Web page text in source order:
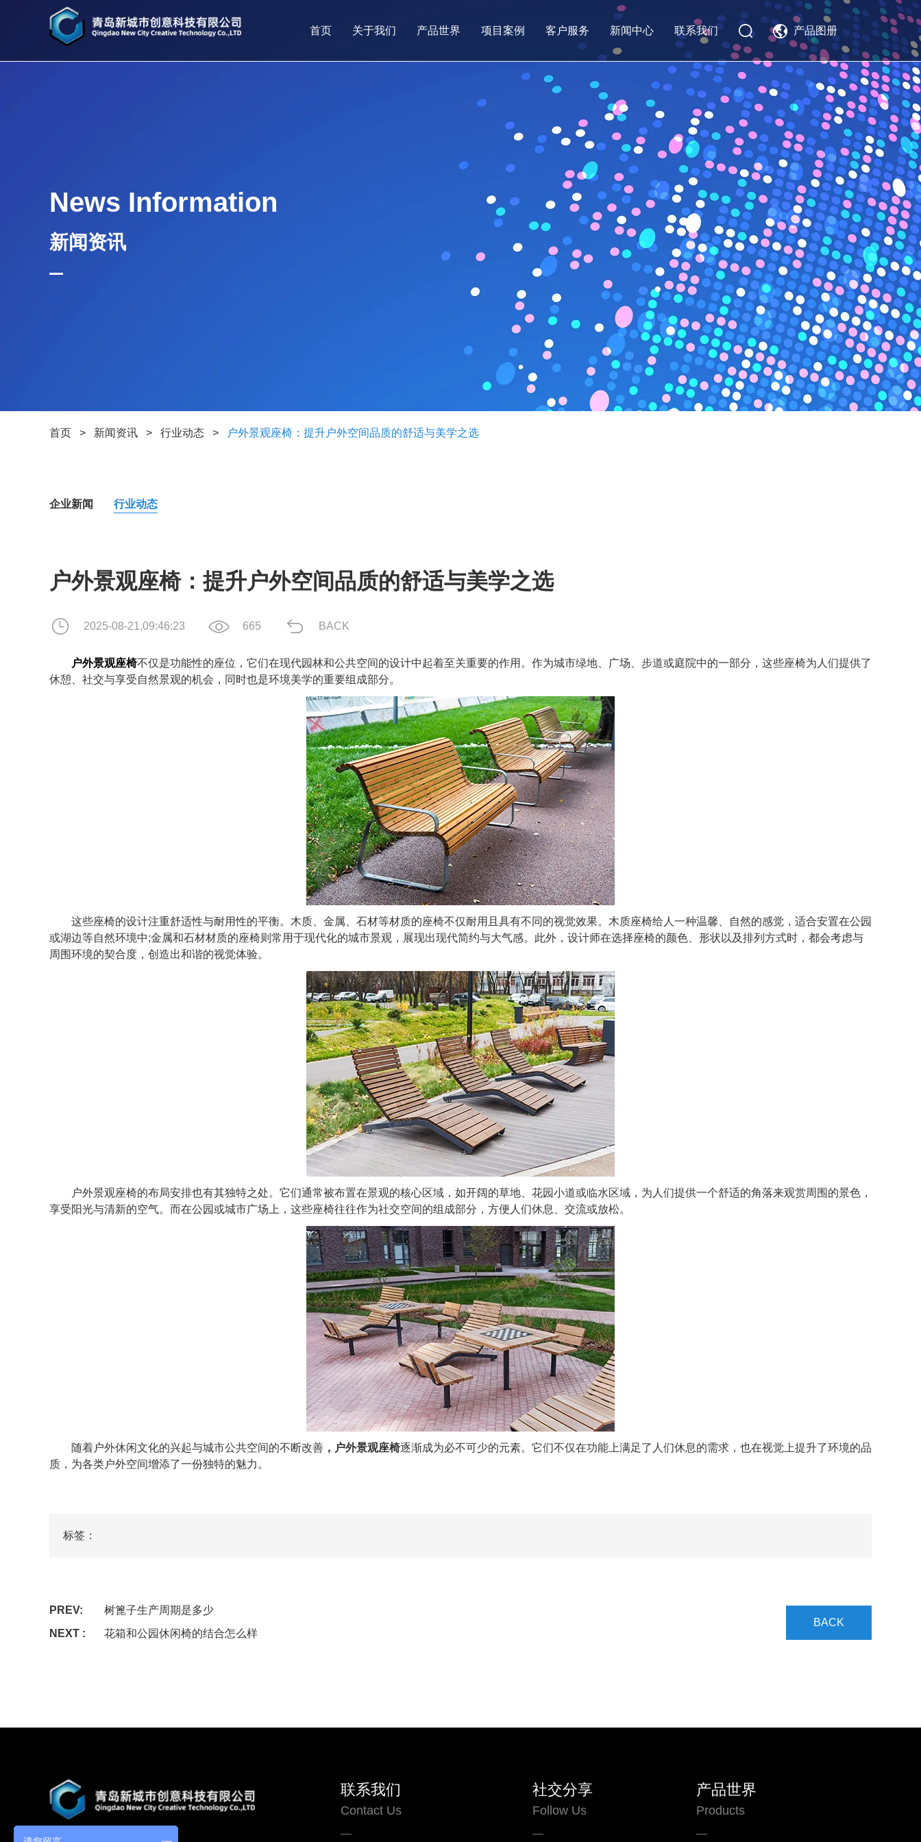
首页 关于我们 产品世界 项目案例 客户服务 新闻中心 联系我们 产品图册
News Information
新闻资讯
首页 > 新闻资讯 > 行业动态 > 户外景观座椅：提升户外空间品质的舒适与美学之选
企业新闻 行业动态
户外景观座椅：提升户外空间品质的舒适与美学之选
2025-08-21,09:46:23 665 BACK
户外景观座椅不仅是功能性的座位，它们在现代园林和公共空间的设计中起着至关重要的作用。作为城市绿地、广场、步道或庭院中的一部分，这些座椅为人们提供了
休憩、社交与享受自然景观的机会，同时也是环境美学的重要组成部分。
这些座椅的设计注重舒适性与耐用性的平衡。木质、金属、石材等材质的座椅不仅耐用且具有不同的视觉效果。木质座椅给人一种温馨、自然的感觉，适合安置在公园
或湖边等自然环境中;金属和石材材质的座椅则常用于现代化的城市景观，展现出现代简约与大气感。此外，设计师在选择座椅的颜色、形状以及排列方式时，都会考虑与
周围环境的契合度，创造出和谐的视觉体验。
户外景观座椅的布局安排也有其独特之处。它们通常被布置在景观的核心区域，如开阔的草地、花园小道或临水区域，为人们提供一个舒适的角落来观赏周围的景色，
享受阳光与清新的空气。而在公园或城市广场上，这些座椅往往作为社交空间的组成部分，方便人们休息、交流或放松。
随着户外休闲文化的兴起与城市公共空间的不断改善 ，户外景观座椅逐渐成为必不可少的元素。它们不仅在功能上满足了人们休息的需求，也在视觉上提升了环境的品
质，为各类户外空间增添了一份独特的魅力。
标签：
PREV:
树篦子生产周期是多少
NEXT :
花箱和公园休闲椅的结合怎么样
BACK
联系我们
Contact Us
社交分享
Follow Us
产品世界
Products